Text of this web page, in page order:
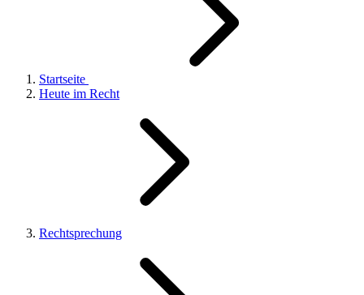
Startseite
Heute im Recht
Rechtsprechung